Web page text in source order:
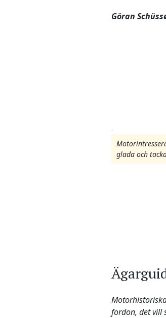
Göran
glada och
fordon, det vill